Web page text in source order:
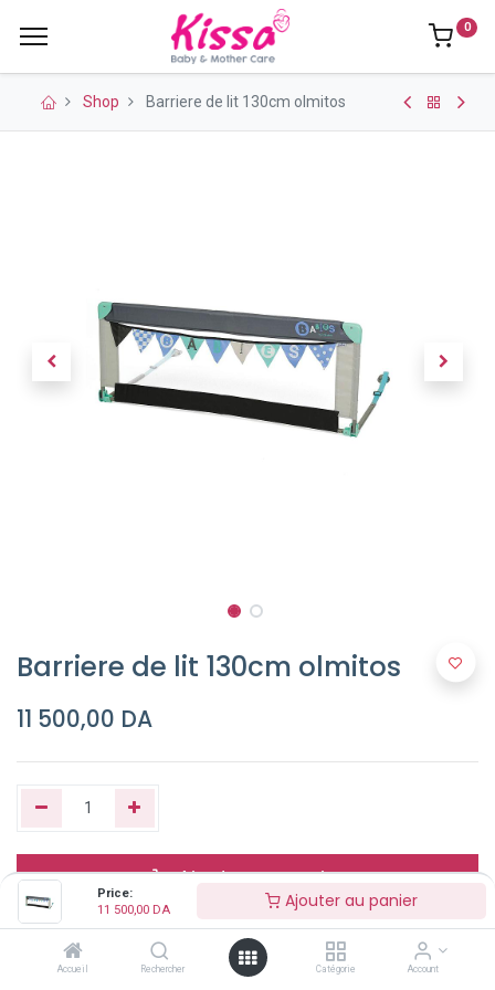
Price:
11 500,00 DA Ajouter au panier
Accueil Rechercher Catégorie Account
0
Shop Barriere de lit 130cm olmitos
Barriere de lit 130cm olmitos
11 500,00 DA
Ajouter au panier
Buy Now